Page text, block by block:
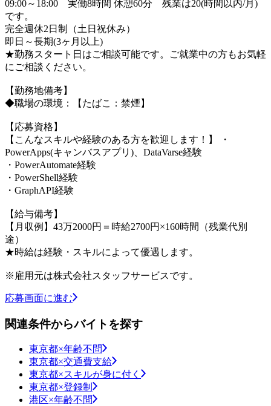
09:00～18:00 実働8時間 休憩60分 残業は20(時間以内/月)
です。
完全週休2日制（土日祝休み）
即日～長期(3ヶ月以上)
★勤務スタート日はご相談可能です。ご就業中の方もお気軽
にご相談ください。
【勤務地備考】
◆職場の環境：【たばこ：禁煙】
【応募資格】
【こんなスキルや経験のある方を歓迎します！】 ・
PowerApps(キャンバスアプリ)、DataVarse経験
・PowerAutomate経験
・PowerShell経験
・GraphAPI経験
【給与備考】
【月収例】43万2000円＝時給2700円×160時間（残業代別
途）
★時給は経験・スキルによって優遇します。
※雇用元は株式会社スタッフサービスです。
応募画面に進む
関連条件からバイトを探す
東京都×年齢不問
東京都×交通費支給
東京都×スキルが身に付く
東京都×登録制
港区×年齢不問